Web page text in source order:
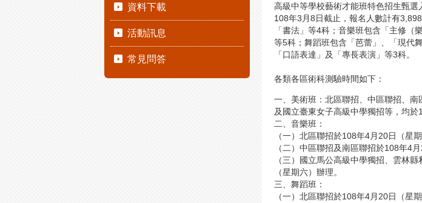
資料下載
活動訊息
常見問答
高級中等學校藝術才能班特色招生甄
108年3月8日截止，報名人數計有
「書法」等4科；音樂班包含「主修（
等5科；舞蹈班包含「芭蕾」、「現代
「口語表達」及「專長表演」等3科。
各類各區術科測驗時間如下：
一、美術班：北區聯招、中區聯招、
及國立臺東女子高級中學獨招等，均於
二、音樂班：
（一）北區聯招於108年4月20日（星
（二）中區聯招及南區聯招於108年4
（三）國立馬公高級中學獨招、雲林
（星期六）辦理。
三、舞蹈班：
（一）北區聯招於108年4月20日（星期